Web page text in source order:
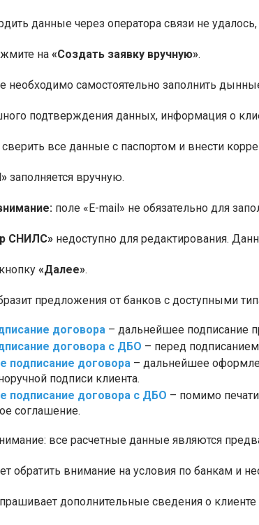
данные через оператора связи не
на «Создать заявку вручную».
необходимо самостоятельно заполнить
подтверждения данных, информация о
все данные с паспортом и внести
заполняется вручную.
поле «E-mail» не обязательно для
СНИЛС» недоступно для редактирования.
«Далее».
предложения от банков с доступными
договора– дальнейшее подписание
договора с ДБО – перед
подписание договора– дальнейшее
подписи клиента.
подписание договора с ДБО – помимо
соглашение.
все расчетные данные являются
обратить внимание на условия по банкам и
дополнительные сведения о